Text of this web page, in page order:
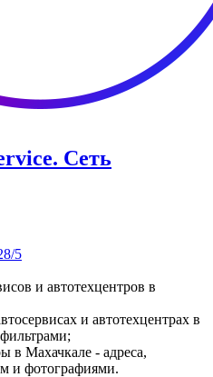
Сеть
5
и автотехцентров в
и автотехцентрах в
в Махачкале - адреса,
и фотографиями.